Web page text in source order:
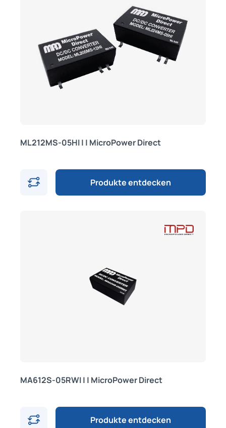
ML212MS-05HI | | MicroPower Direct
Produkte entdecken
MA612S-05RWI | | MicroPower Direct
Produkte entdecken